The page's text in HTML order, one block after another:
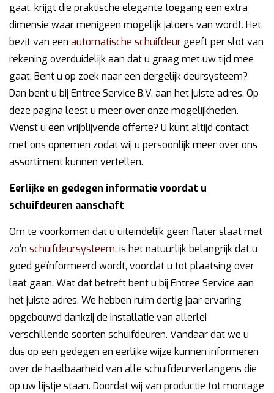
gaat, krijgt die praktische elegante toegang een extra
dimensie waar menigeen mogelijk jaloers van wordt. Het
bezit van een automatische schuifdeur geeft per slot van
rekening overduidelijk aan dat u graag met uw tijd mee
gaat. Bent u op zoek naar een dergelijk deursysteem?
Dan bent u bij Entree Service B.V. aan het juiste adres. Op
deze pagina leest u meer over onze mogelijkheden.
Wenst u een vrijblijvende offerte? U kunt altijd contact
met ons opnemen zodat wij u persoonlijk meer over ons
assortiment kunnen vertellen.
Eerlijke en gedegen informatie voordat u
schuifdeuren aanschaft
Om te voorkomen dat u uiteindelijk geen flater slaat met
zo’n schuifdeursysteem, is het natuurlijk belangrijk dat u
goed geïnformeerd wordt, voordat u tot plaatsing over
laat gaan. Wat dat betreft bent u bij Entree Service aan
het juiste adres. We hebben ruim dertig jaar ervaring
opgebouwd dankzij de installatie van allerlei
verschillende soorten schuifdeuren. Vandaar dat we u
dus op een gedegen en eerlijke wijze kunnen informeren
over de haalbaarheid van alle schuifdeurverlangens die
op uw lijstje staan. Doordat wij van productie tot montage